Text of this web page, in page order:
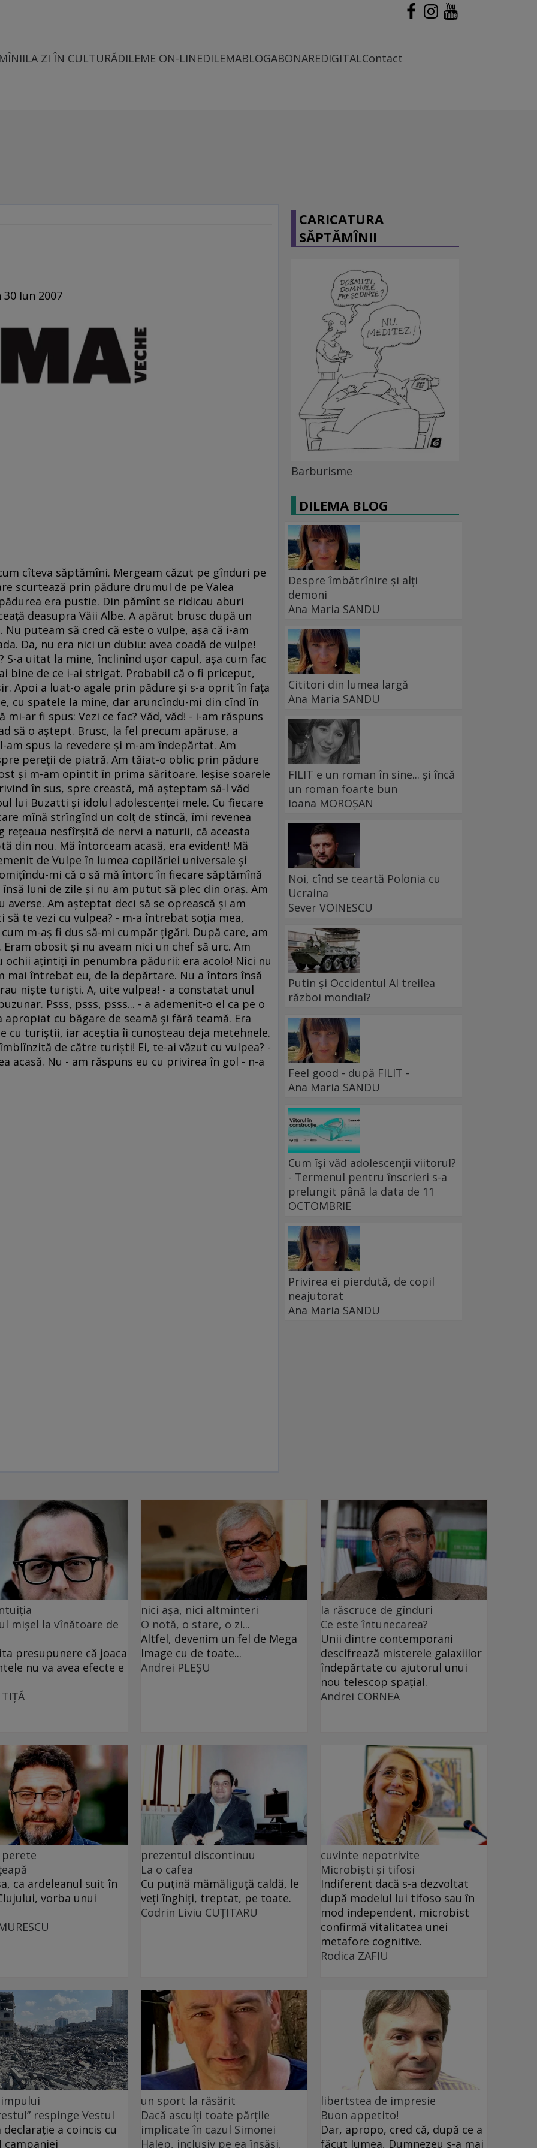
LA ZI ÎN CULTURĂDILEME ON-LINEDILEMABLOGABONAREDIGITALContact
Iun 2007
cîteva săptămîni. Mergeam căzut pe gînduri pe
scurtează prin pădure drumul de pe Valea
era pustie. Din pămînt se ridicau aburi
deasupra Văii Albe. A apărut brusc după un
puteam să cred că este o vulpe, aşa că i-am
Da, nu era nici un dubiu: avea coadă de vulpe!
S-a uitat la mine, înclinînd uşor capul, aşa cum fac
bine de ce i-ai strigat. Probabil că o fi priceput,
Apoi a luat-o agale prin pădure şi s-a oprit în faţa
cu spatele la mine, dar aruncîndu-mi din cînd în
ar fi spus: Vezi ce fac? Văd, văd! - i-am răspuns
să o aştept. Brusc, la fel precum apăruse, a
spus la revedere şi m-am îndepărtat. Am
pereţii de piatră. Am tăiat-o oblic prin pădure
şi m-am opintit în prima săritoare. Ieşise soarele
în sus, spre creastă, mă aşteptam să-l văd
lui Buzatti şi idolul adolescenţei mele. Cu fiecare
mînă strîngînd un colţ de stîncă, îmi revenea
nesfîrşită de nervi a naturii, că aceasta
din nou. Mă întorceam acasă, era evident! Mă
de Vulpe în lumea copilăriei universale şi
mi că o să mă întorc în fiecare săptămînă
luni de zile şi nu am putut să plec din oraş. Am
averse. Am aşteptat deci să se oprească şi am
te vezi cu vulpea? - m-a întrebat soţia mea,
m-aş fi dus să-mi cumpăr ţigări. După care, am
obosit şi nu aveam nici un chef să urc. Am
aţintiţi în penumbra pădurii: era acolo! Nici nu
mai întrebat eu, de la depărtare. Nu a întors însă
nişte turişti. A, uite vulpea! - a constatat unul
Psss, psss, psss... - a ademenit-o el ca pe o
cu băgare de seamă şi fără teamă. Era
cu turiştii, iar aceştia îi cunoşteau deja metehnele.
de către turişti! Ei, te-ai văzut cu vulpea? -
acasă. Nu - am răspuns eu cu privirea în gol - n-a
CARICATURA
SĂPTĂMÎNII
Barburisme
DILEMA BLOG
Despre îmbătrînire și alți
demoni
Ana Maria SANDU
Cititori din lumea largă
Ana Maria SANDU
FILIT e un roman în sine... și încă
un roman foarte bun
Ioana MOROȘAN
Noi, cînd se ceartă Polonia cu
Ucraina
Sever VOINESCU
Putin și Occidentul Al treilea
război mondial?
Feel good - după FILIT -
Ana Maria SANDU
Cum își văd adolescenții viitorul?
- Termenul pentru înscrieri s-a
prelungit până la data de 11
OCTOMBRIE
Privirea ei pierdută, de copil
neajutorat
Ana Maria SANDU
mișel la vînătoare de
presupunere că joaca
nu va avea efecte e
nici așa, nici altminteri
O notă, o stare, o zi...
Altfel, devenim un fel de Mega
Image cu de toate...
Andrei PLEŞU
la răscruce de gînduri
Ce este întunecarea?
Unii dintre contemporani
descifrează misterele galaxiilor
îndepărtate cu ajutorul unui
nou telescop spațial.
Andrei CORNEA
perete
ca ardeleanul suit în
vorba unui
prezentul discontinuu
La o cafea
Cu puţină mămăliguţă caldă, le
veţi înghiţi, treptat, pe toate.
Codrin Liviu CUŢITARU
cuvinte nepotrivite
Microbiști și tifosi
Indiferent dacă s-a dezvoltat
după modelul lui tifoso sau în
mod independent, microbist
confirmă vitalitatea unei
metafore cognitive.
Rodica ZAFIU
respinge Vestul
declarație a coincis cu
campaniei
un sport la răsărit
Dacă asculți toate părțile
implicate în cazul Simonei
Halep, inclusiv pe ea însăși,
libertstea de impresie
Buon appetito!
Dar, apropo, cred că, după ce a
făcut lumea, Dumnezeu s-a mai